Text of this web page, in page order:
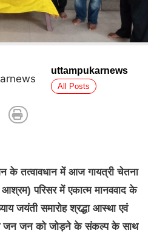
uttampukarnews
All Posts
के तत्वावधान में आज गायत्री चेतना
आश्रम) परिसर में एकात्म मानववाद के
जयंती समारोह श्रद्धा आस्था एवं
जन जन को जोड़ने के संकल्प के साथ